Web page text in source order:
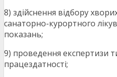
8) здійснення відбору
санаторно-курортного
показань;
9) проведення експертизи
працездатності;